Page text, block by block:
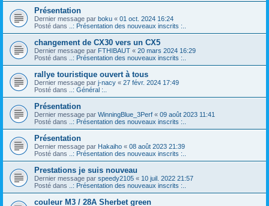
Présentation
Dernier message par boku « 01 oct. 2024 16:24
Posté dans
..: Présentation des nouveaux inscrits :..
changement de CX30 vers un CX5
Dernier message par FTHIBAUT « 20 mars 2024 16:29
Posté dans
..: Présentation des nouveaux inscrits :..
rallye touristique ouvert à tous
Dernier message par j-nacy « 27 févr. 2024 17:49
Posté dans
..: Général :..
Présentation
Dernier message par WinningBlue_3Perf « 09 août 2023 11:41
Posté dans
..: Présentation des nouveaux inscrits :..
Présentation
Dernier message par Hakaiho « 08 août 2023 21:39
Posté dans
..: Présentation des nouveaux inscrits :..
Prestations je suis nouveau
Dernier message par speedy2105 « 10 juil. 2022 21:57
Posté dans
..: Présentation des nouveaux inscrits :..
couleur M3 / 28A Sherbet green